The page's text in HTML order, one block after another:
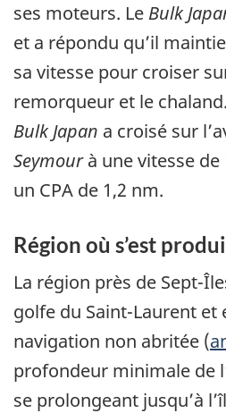
ses moteurs. Le Bulk
et a répondu qu’il
sa vitesse pour croiser
remorqueur et le
Bulk Japan a croisé sur
Seymourà une vitesse
un CPA de 1,2 nm.
Région où s’est
La région près de Sept-
golfe du Saint-Laurent et
navigation non abritée (
profondeur minimale de
se prolongeant jusqu’à